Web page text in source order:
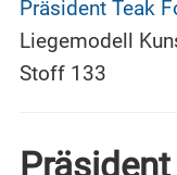
Präsident Teak
Liegemodell
Stoff 133